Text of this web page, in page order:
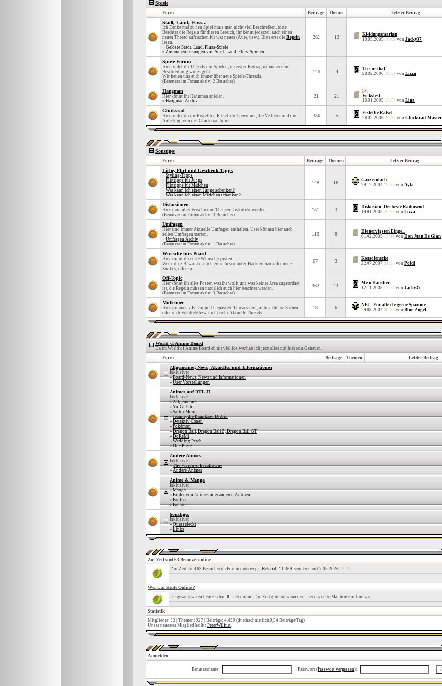
Spiele
Foren Beiträge Themen Letzter Beitrag
Stadt, Land, Fluss...
Ich Denke mal zu den Spiel muss man nicht viel Beschreiben, bitte
Beachtet die Regeln für diesen Bereich, ihr könnt jederzeit auch einen
neuen Thread aufmachen für was neues (Auto, usw.). Bitte erst die Regeln
lesen.
» Gelöste Stadt, Land, Fluss-Spiele
» Zusammenfassungen von Stadt, Land, Fluss-Spielen
262 13
Kleidungsmarken
10.05.2005 16:02 von Jacky37
Spiele-Forum
Hier findet ihr Threads mit Spielen, im ersten Beitrag ist immer eine
Beschreibung wie es geht.
Wir freuen uns auch immer über neue Spiele-Threads.
(Benutzer im Forum aktiv: 2 Besucher)
140 4
This or that
28.02.2006 20:34 von Lizza
Hangman
Hier könnt ihr Hangman spielen.
» Hangman Archiv
21 21
[X]
Volksfest
10.01.2005 15:57 von Lina
Glücksrad
Hier findet ihr die Erstellten Rätsel, die Gewinner, die Verlierer und die
Anleitung von den Glücksrad-Spiel.
356 5
Erstellte Rätsel
28.02.2006 20:32 von Glücksrad-Master
Sonstiges
Foren Beiträge Themen Letzter Beitrag
Liebe, Flirt und Geschenk-Tipps
» Styling-Tipps
» Flirttipps für Jungs
» Flirttipps für Mädchen
» Was kann ich einen Junge schenken?
» Was kann ich einen Mädchen schenken?
148 16
Ganz einfach
29.12.2004 19:55 von Ayla
Diskusionen
Hier kann über Verschiedne Themen Diskutiert werden.
(Benutzer im Forum aktiv: 4 Besucher)
151 3
Diskusion: Der beste Radiosend...
19.01.2005 20:55 von Lizza
Umfragen
Hier sind immer Aktuelle Umfragen enthalten. User können hier auch
selber Umfragen starten.
» Umfragen Archiv
(Benutzer im Forum aktiv: 1 Besucher)
110 8
Die nervigsten Dinge...
01.02.2005 13:11 von Don Juan De Gian
Wünsche fürs Board
Hier könnt ihr euere Wünsche posten.
Wenn ihr z.B. wollt das ich einen bestimmten Hack einbau, oder neue
Smilies, oder so.
67 3
Konsolenecke
22.07.2007 01:36 von Poldi
Off-Topic
Hier könnt ihr alles Posten was ihr wollt und was keiner Area zugeordnet
ist, die Regeln müssen natürlich auch hier beachtet werden.
(Benutzer im Forum aktiv: 3 Besucher)
362 23
Mein Haustier
12.11.2005 13:34 von Jacky37
Mülleimer
Hier kommen z.B. Doppelt Gepostete Threads rein, unbrauchbare Sachen
oder auch Veraltete bzw. nicht mehr Aktuelle Threads.
18 6
NEU: Für alle die gerne Spamme...
29.08.2004 00:36 von Blue-Angel
World of Anime Board
Da im World of Anime Board eh nie viel los war hab ich jetzt alles mit hier rein Gehauen.
Foren
Beiträge Themen Letzter Beitrag
Allgemeines, News, Aktuelles und Informationen
Inklusive:
»Board-News, News und Informationen
» User Vorstellungen
Animes auf RTL II
Inklusive:
»Allgemeines
» Yu-Gi-Oh!
» Sailor Moon
»Jeanne, die Kamikaze-Diebin
» Detektiv Conan
» Pokémon
»Dragon Ball, Dragon Ball Z, Dragon Ball GT
» DoReMi
» Wedding Peach
»One Piece
Andere Animes
Inklusive:
»The Vision of Escaflowne
» Andere Animes
Anime & Manga
Inklusive:
»Manga
» Bilder von Animes oder anderen Autoren
» Fanfics
»Fanarts
Sonstiges
Inklusive:
»Quasselecke
» Links
Zur Zeit sind 63 Benutzer online.
Zur Zeit sind 63 Besucher im Forum unterwegs. Rekord: 11.369 Benutzer am 07.05.2026 13:49.
Wer war Heute Online ?
Insgesamt waren heute schon 0 User online. Die Zeit gibt an, wann der User das erste Mal heute online war.
Statistik
Mitglieder: 92 | Themen: 927 | Beiträge: 4.439 (durchschnittlich 0,54 Beiträge/Tag)
Unser neuestes Mitglied heißt: PeterWilfurt.
Anmelden
Benutzername: Passwort (Passwort vergessen):